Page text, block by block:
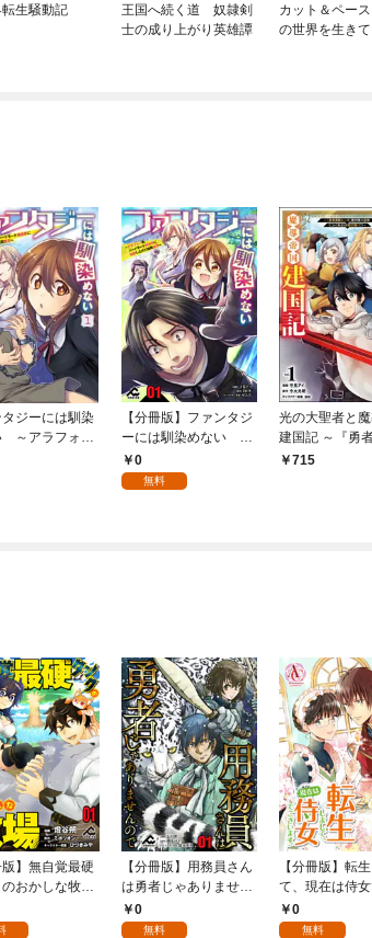
生騒動記
王国へ続く道 奴隷剣
士の成り上がり英雄譚
カット＆ペー
の世界を生きて
ジーには馴染
～アラフォー
ドモード異世
【分冊版】ファンタジ
ーには馴染めない ～
アラフォー男、ハード
モード異世界に転移し
0
無料
光の大聖者と
建国記 ～『勇
ース』勝利後の
715
版】無自覚最硬
おかしな牧場
【分冊版】用務員さん
は勇者じゃありません
ので 第1話
0
無料
【分冊版】転
て、現在は侍
います。 第1話
アンローズコミ
0
無料